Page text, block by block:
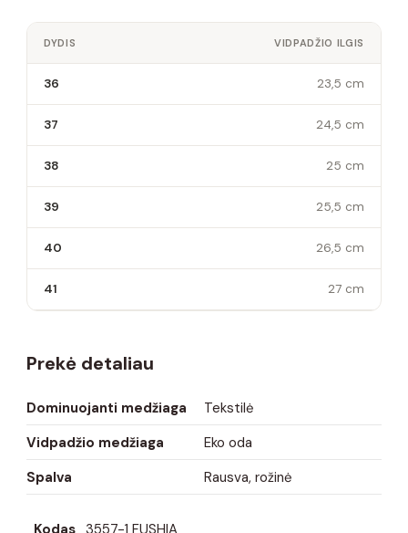
DYDIS VIDPADŽIO ILGIS
36 23,5 cm
37 24,5 cm
38 25 cm
39 25,5 cm
40 26,5 cm
41 27 cm
Prekė detaliau
Dominuojanti medžiaga
Tekstilė
Vidpadžio medžiaga
Eko oda
Spalva
Rausva, rožinė
Kodas 3557-1 FUSHIA